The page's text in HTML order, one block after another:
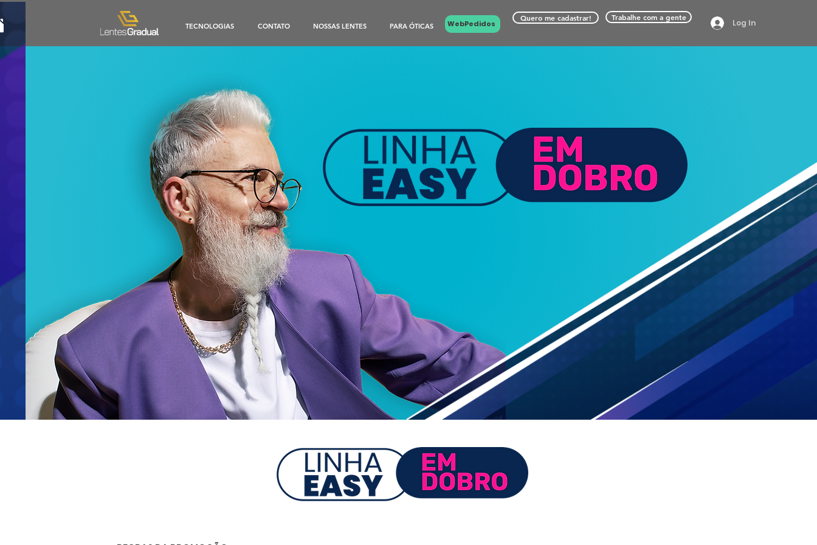
TECNOLOGIAS CONTATO NOSSAS LENTES PARA ÓTICAS WebPedidos
Quero me cadastrar! Trabalhe com a gente
Log In